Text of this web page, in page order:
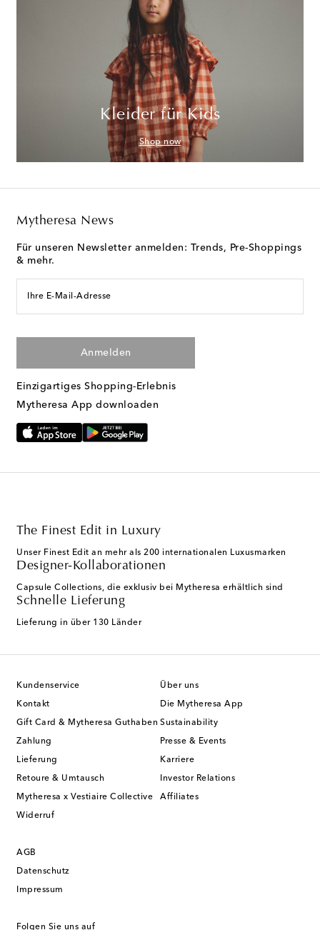
Kleider für Kids
Shop now
Mytheresa News
Für unseren Newsletter anmelden: Trends, Pre-Shoppings
& mehr.
Ihre E-Mail-Adresse
Anmelden
Einzigartiges Shopping-Erlebnis
Mytheresa App downloaden
The Finest Edit in Luxury
Unser Finest Edit an mehr als 200 internationalen Luxusmarken
Designer-Kollaborationen
Capsule Collections, die exklusiv bei Mytheresa erhältlich sind
Schnelle Lieferung
Lieferung in über 130 Länder
Kundenservice
Kontakt
Gift Card & Mytheresa Guthaben
Zahlung
Lieferung
Retoure & Umtausch
Mytheresa x Vestiaire Collective
Widerruf
Über uns
Die Mytheresa App
Sustainability
Presse & Events
Karriere
Investor Relations
Affiliates
AGB
Datenschutz
Impressum
Folgen Sie uns auf